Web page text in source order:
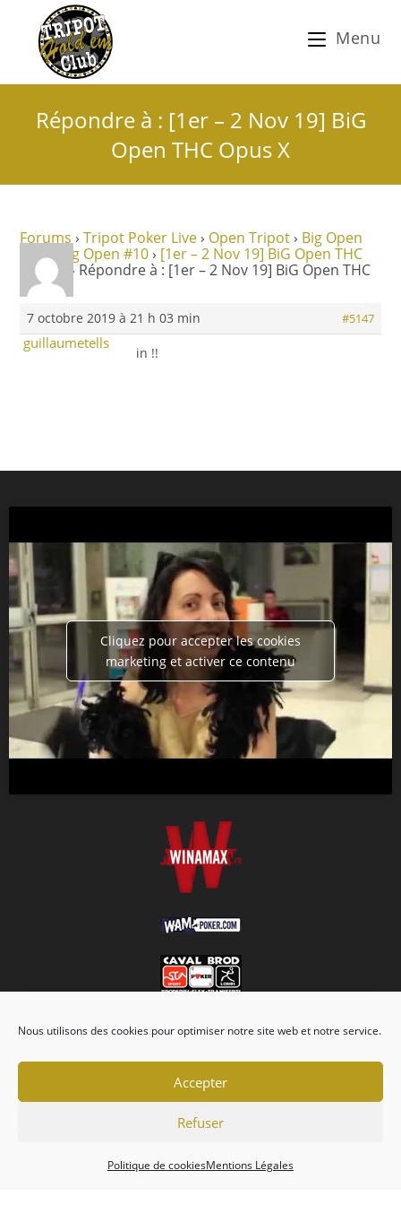
Nous utilisons des cookies pour optimiser notre site web et notre service.
Accepter
Refuser
Politique de cookiesMentions Légales
Menu
Répondre à : [1er – 2 Nov 19] BiG
Open THC Opus X
Forums › Tripot Poker Live › Open Tripot › Big Open
THC
Big Open #10 › [1er – 2 Nov 19] BiG Open THC
Opus X
› Répondre à : [1er – 2 Nov 19] BiG Open THC
Opus X
7 octobre 2019 à 21 h 03 min #5147
guillaumetells
in !!
Cliquez pour accepter les cookies
marketing et activer ce contenu
Mentions Légales
Politique de cookies (EU) Conditions générales